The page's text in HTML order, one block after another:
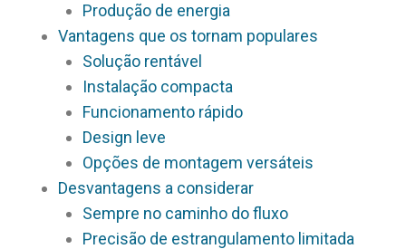
Produção de energia
Vantagens que os tornam populares
Solução rentável
Instalação compacta
Funcionamento rápido
Design leve
Opções de montagem versáteis
Desvantagens a considerar
Sempre no caminho do fluxo
Precisão de estrangulamento limitada